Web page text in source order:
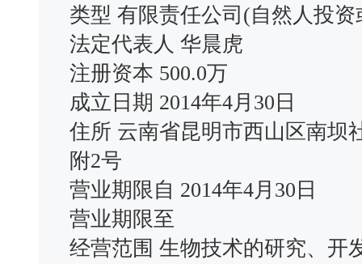
类型 有限责任公司(自然人投
法定代表人 华晨虎
注册资本 500.0万
成立日期 2014年4月30日
住所 云南省昆明市西山区南坝
附2号
营业期限自 2014年4月30日
营业期限至
经营范围 生物技术的研究、开